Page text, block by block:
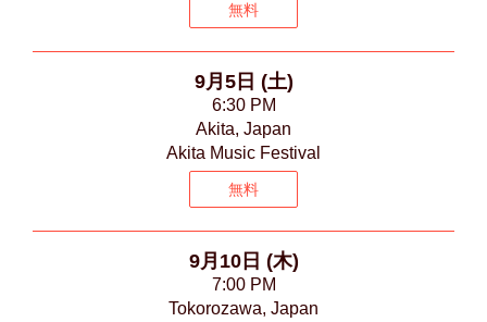
無料
9月5日 (土)
6:30 PM
Akita, Japan
Akita Music Festival
無料
9月10日 (木)
7:00 PM
Tokorozawa, Japan